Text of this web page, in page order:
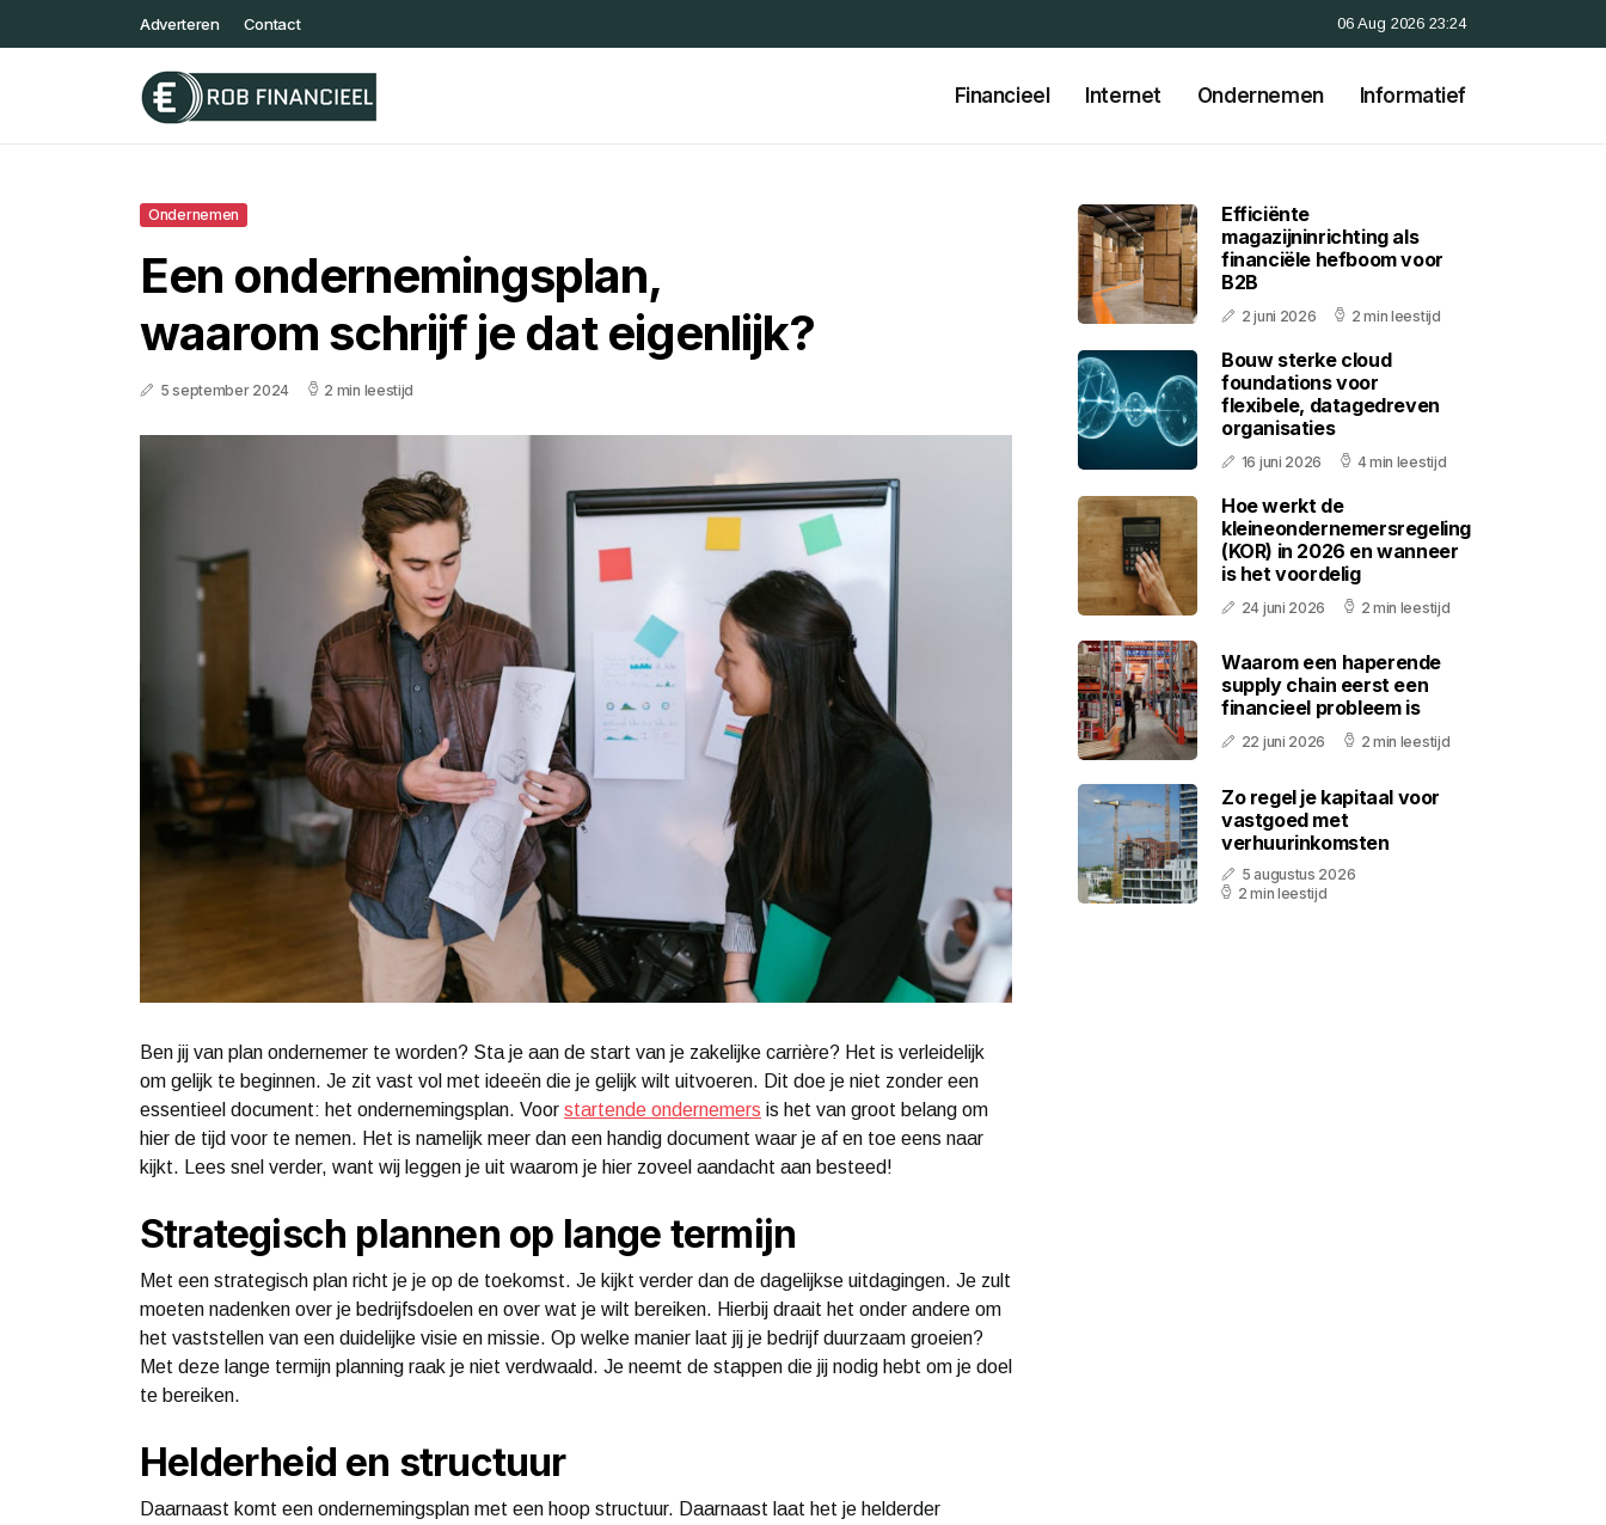
Adverteren Contact 06 Aug 2026 23:24
Financieel Internet Ondernemen Informatief
Ondernemen
Een ondernemingsplan,
waarom schrijf je dat eigenlijk?
5 september 2024 2 min leestijd
Ben jij van plan ondernemer te worden? Sta je aan de start van je zakelijke carrière? Het is verleidelijk
om gelijk te beginnen. Je zit vast vol met ideeën die je gelijk wilt uitvoeren. Dit doe je niet zonder een
essentieel document: het ondernemingsplan. Voor startende ondernemers is het van groot belang om
hier de tijd voor te nemen. Het is namelijk meer dan een handig document waar je af en toe eens naar
kijkt. Lees snel verder, want wij leggen je uit waarom je hier zoveel aandacht aan besteed!
Strategisch plannen op lange termijn
Met een strategisch plan richt je je op de toekomst. Je kijkt verder dan de dagelijkse uitdagingen. Je zult
moeten nadenken over je bedrijfsdoelen en over wat je wilt bereiken. Hierbij draait het onder andere om
het vaststellen van een duidelijke visie en missie. Op welke manier laat jij je bedrijf duurzaam groeien?
Met deze lange termijn planning raak je niet verdwaald. Je neemt de stappen die jij nodig hebt om je doel
te bereiken.
Helderheid en structuur
Daarnaast komt een ondernemingsplan met een hoop structuur. Daarnaast laat het je helderder
Efficiënte
magazijninrichting als
financiële hefboom voor
B2B
2 juni 2026 2 min leestijd
Bouw sterke cloud
foundations voor
flexibele, datagedreven
organisaties
16 juni 2026 4 min leestijd
Hoe werkt de
kleineondernemersregeling
(KOR) in 2026 en wanneer
is het voordelig
24 juni 2026 2 min leestijd
Waarom een haperende
supply chain eerst een
financieel probleem is
22 juni 2026 2 min leestijd
Zo regel je kapitaal voor
vastgoed met
verhuurinkomsten
5 augustus 2026
2 min leestijd